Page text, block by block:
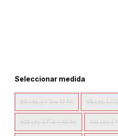
Seleccionar medida
90 Lts. | 7´0 x 17 Ft. 95 Lts. |
102 Lts. | 7´4 x 18 Ft. 110 Lts. |